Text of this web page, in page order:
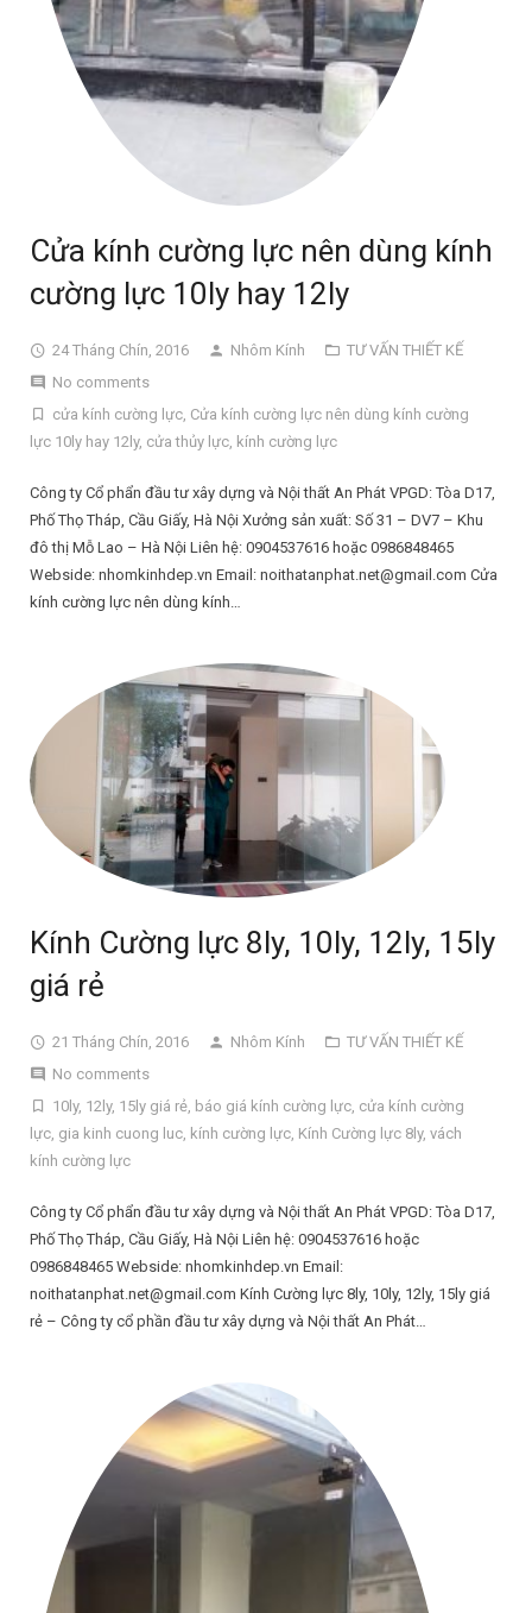
Cửa kính cường lực nên dùng kính
cường lực 10ly hay 12ly
24 Tháng Chín, 2016 Nhôm Kính
TƯ VẤN THIẾT KẾ
No comments
cửa kính cường lực, Cửa kính cường lực nên dùng kính cường
lực 10ly hay 12ly, cửa thủy lực, kính cường lực
Công ty Cổ phẩn đầu tư xây dựng và Nội thất An Phát VPGD: Tòa D17,
Phố Thọ Tháp, Cầu Giấy, Hà Nội Xưởng sản xuất: Số 31 – DV7 – Khu
đô thị Mỗ Lao – Hà Nội Liên hệ: 0904537616 hoặc 0986848465
Webside: nhomkinhdep.vn Email: noithatanphat.net@gmail.com Cửa
kính cường lực nên dùng kính…
Kính Cường lực 8ly, 10ly, 12ly, 15ly
giá rẻ
21 Tháng Chín, 2016 Nhôm Kính
TƯ VẤN THIẾT KẾ
No comments
10ly, 12ly, 15ly giá rẻ, báo giá kính cường lực, cửa kính cường
lực, gia kinh cuong luc, kính cường lực, Kính Cường lực 8ly, vách
kính cường lực
Công ty Cổ phẩn đầu tư xây dựng và Nội thất An Phát VPGD: Tòa D17,
Phố Thọ Tháp, Cầu Giấy, Hà Nội Liên hệ: 0904537616 hoặc
0986848465 Webside: nhomkinhdep.vn Email:
noithatanphat.net@gmail.com Kính Cường lực 8ly, 10ly, 12ly, 15ly giá
rẻ – Công ty cổ phần đầu tư xây dựng và Nội thất An Phát…